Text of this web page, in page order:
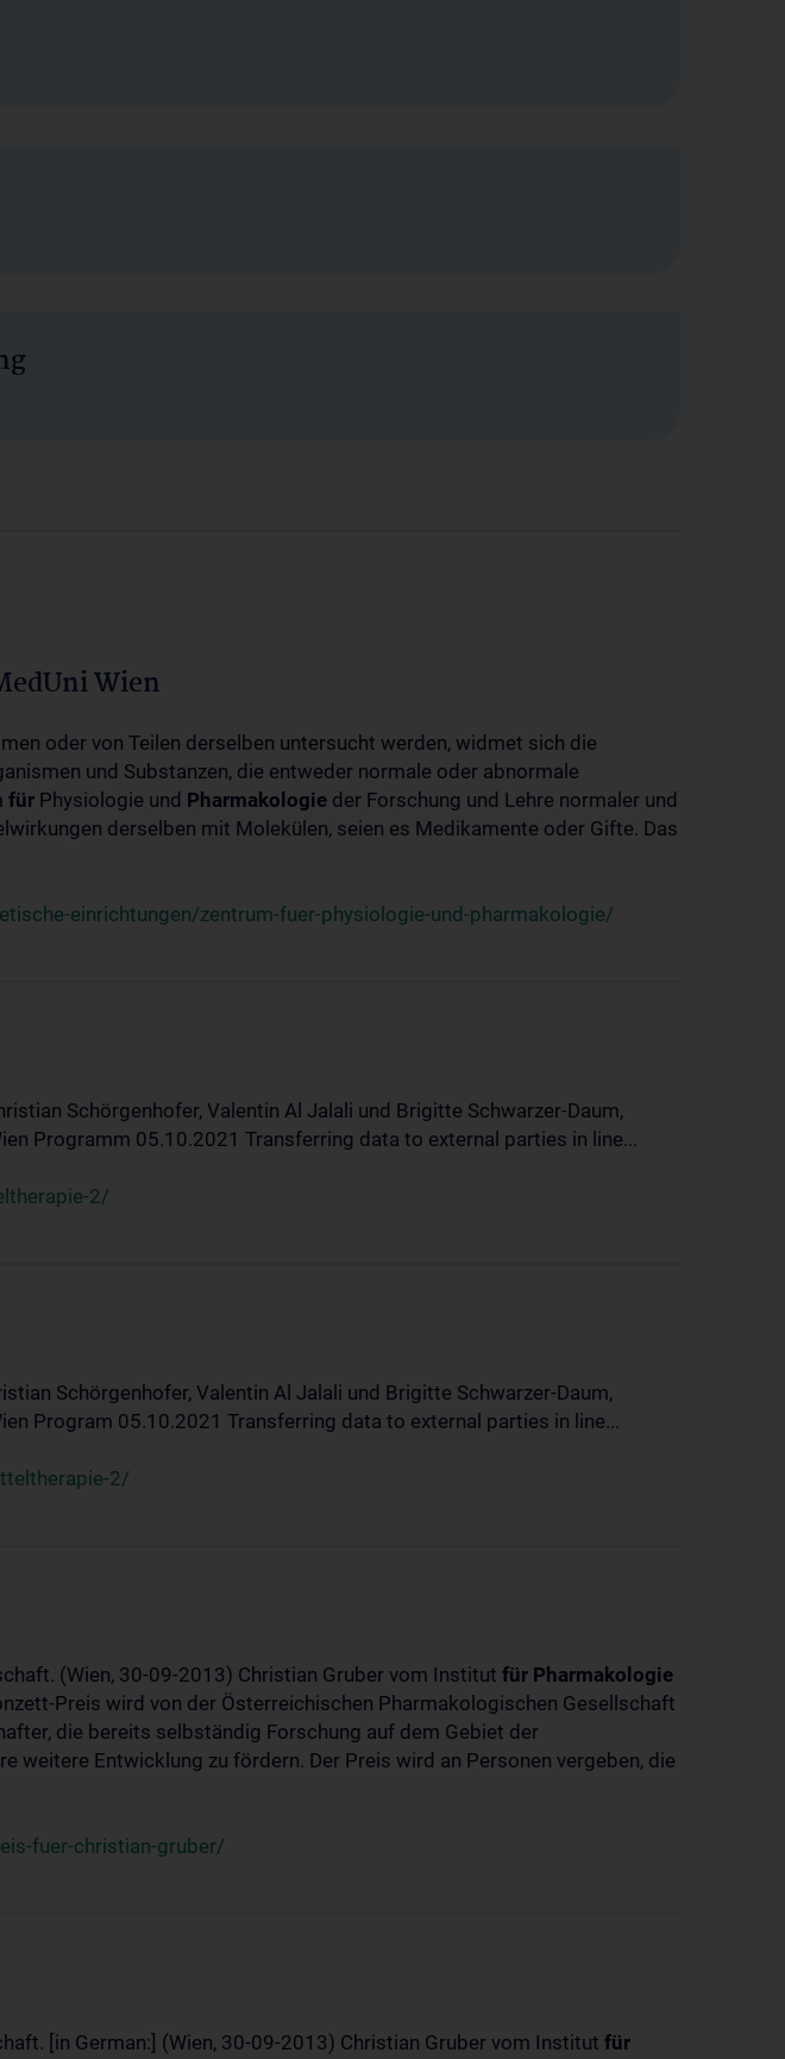
Wien
oder von Teilen derselben untersucht werden, widmet sich die
und Substanzen, die entweder normale oder abnormale
für Physiologie und Pharmakologie der Forschung und Lehre normaler und
derselben mit Molekülen, seien es Medikamente oder Gifte. Das
einrichtungen/zentrum-fuer-physiologie-und-pharmakologie/
Schörgenhofer, Valentin Al Jalali und Brigitte Schwarzer-Daum,
Programm 05.10.2021 Transferring data to external parties in line...
2/
Schörgenhofer, Valentin Al Jalali und Brigitte Schwarzer-Daum,
Program 05.10.2021 Transferring data to external parties in line...
2/
(Wien, 30-09-2013) Christian Gruber vom Institut für Pharmakologie
Preis wird von der Österreichischen Pharmakologischen Gesellschaft
die bereits selbständig Forschung auf dem Gebiet der
weitere Entwicklung zu fördern. Der Preis wird an Personen vergeben, die
fuer-christian-gruber/
[in German:] (Wien, 30-09-2013) Christian Gruber vom Institut für